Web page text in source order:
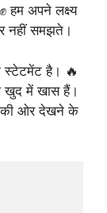
हम अपने लक्ष्य
नहीं समझते।
स्टेटमेंट है। 🔥
खुद में खास हैं।
ओर देखने के